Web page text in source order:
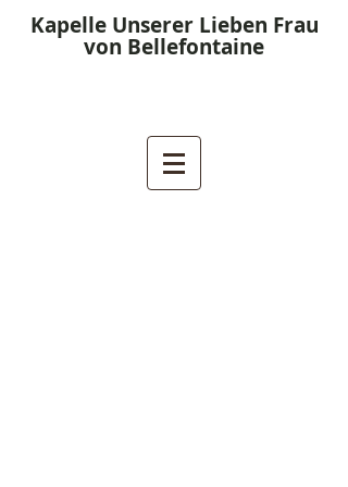
Kapelle Unserer Lieben Frau
von Bellefontaine